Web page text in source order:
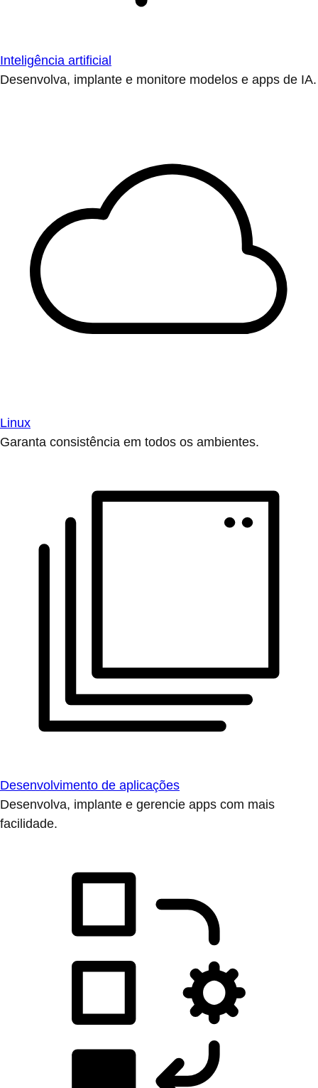
Inteligência artificial
Desenvolva, implante e monitore modelos e apps de IA.
Linux
Garanta consistência em todos os ambientes.
Desenvolvimento de aplicações
Desenvolva, implante e gerencie apps com mais
facilidade.